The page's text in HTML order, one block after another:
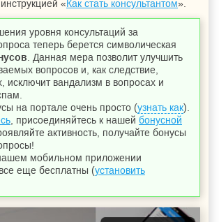
«Как стать консультантом».
уровня консультаций за
теперь берется символическая
. Данная мера позволит улучшить
вопросов и, как следствие,
исключит вандализм в вопросах и
на портале очень просто (узнать как).
, присоединяйтесь к нашей бонусной
активность, получайте бонусы
мобильном приложении
еще бесплатны (установить